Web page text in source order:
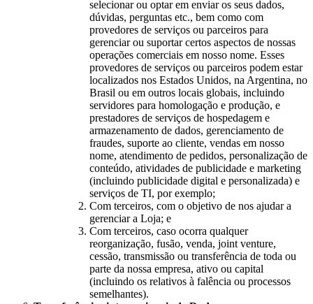
selecionar ou optar em enviar os seus dados,
dúvidas, perguntas etc., bem como com
provedores de serviços ou parceiros para
gerenciar ou suportar certos aspectos de nossas
operações comerciais em nosso nome. Esses
provedores de serviços ou parceiros podem estar
localizados nos Estados Unidos, na Argentina, no
Brasil ou em outros locais globais, incluindo
servidores para homologação e produção, e
prestadores de serviços de hospedagem e
armazenamento de dados, gerenciamento de
fraudes, suporte ao cliente, vendas em nosso
nome, atendimento de pedidos, personalização de
conteúdo, atividades de publicidade e marketing
(incluindo publicidade digital e personalizada) e
serviços de TI, por exemplo;
Com terceiros, com o objetivo de nos ajudar a
gerenciar a Loja; e
Com terceiros, caso ocorra qualquer
reorganização, fusão, venda, joint venture,
cessão, transmissão ou transferência de toda ou
parte da nossa empresa, ativo ou capital
(incluindo os relativos à falência ou processos
semelhantes).